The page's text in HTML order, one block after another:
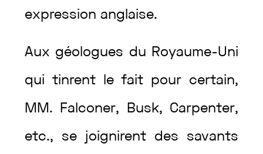
expression anglaise.
Aux géologues du Royaume-Uni
quitinrent lefait pour certain,
MM. Falconer, Busk, Carpenter,
etc., se joignirent des savants